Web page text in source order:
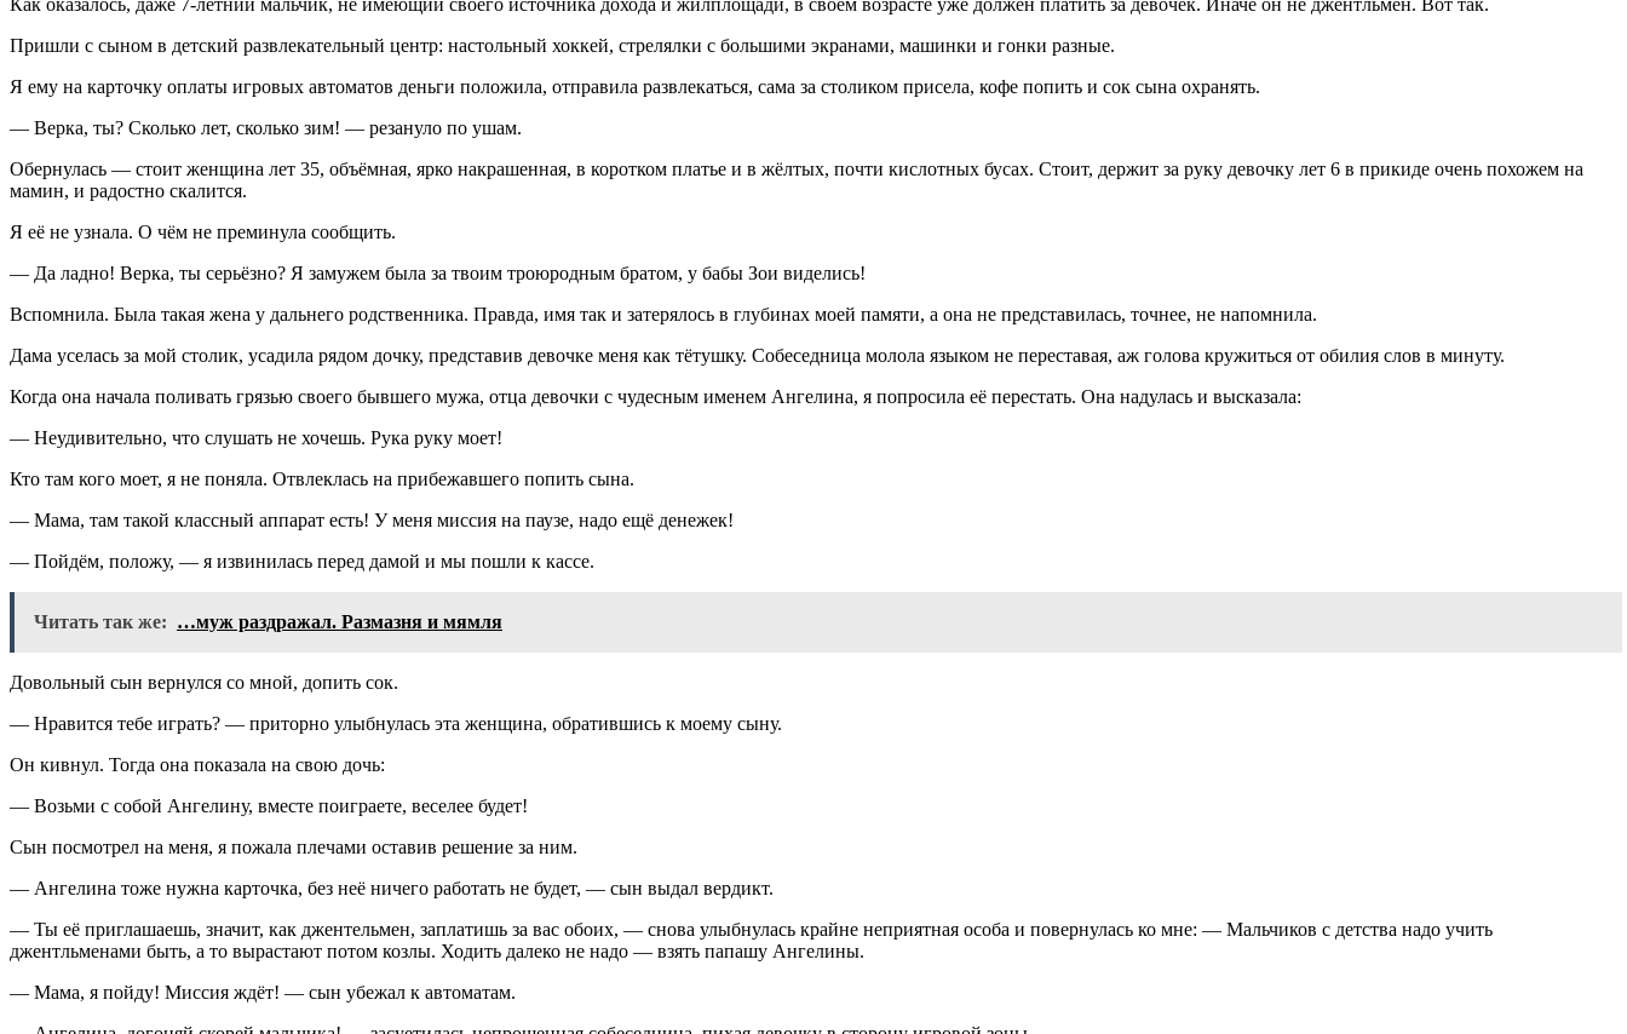
Пришли с сыном в детский развлекательный центр: настольный хоккей, стрелялки с большими экранами, машинки и гонки разные.
Я ему на карточку оплаты игровых автоматов деньги положила, отправила развлекаться, сама за столиком присела, кофе попить и сок сына охранять.
— Верка, ты? Сколько лет, сколько зим! — резануло по ушам.
Обернулась — стоит женщина лет 35, объёмная, ярко накрашенная, в коротком платье и в жёлтых, почти кислотных бусах. Стоит, держит за руку девочку лет 6 в прикиде очень похожем на
мамин, и радостно скалится.
Я её не узнала. О чём не преминула сообщить.
— Да ладно! Верка, ты серьёзно? Я замужем была за твоим троюродным братом, у бабы Зои виделись!
Вспомнила. Была такая жена у дальнего родственника. Правда, имя так и затерялось в глубинах моей памяти, а она не представилась, точнее, не напомнила.
Дама уселась за мой столик, усадила рядом дочку, представив девочке меня как тётушку. Собеседница молола языком не переставая, аж голова кружиться от обилия слов в минуту.
Когда она начала поливать грязью своего бывшего мужа, отца девочки с чудесным именем Ангелина, я попросила её перестать. Она надулась и высказала:
— Неудивительно, что слушать не хочешь. Рука руку моет!
Кто там кого моет, я не поняла. Отвлеклась на прибежавшего попить сына.
— Мама, там такой классный аппарат есть! У меня миссия на паузе, надо ещё денежек!
— Пойдём, положу, — я извинилась перед дамой и мы пошли к кассе.
Читать так же: …муж раздражал. Размазня и мямля
Довольный сын вернулся со мной, допить сок.
— Нравится тебе играть? — приторно улыбнулась эта женщина, обратившись к моему сыну.
Он кивнул. Тогда она показала на свою дочь:
— Возьми с собой Ангелину, вместе поиграете, веселее будет!
Сын посмотрел на меня, я пожала плечами оставив решение за ним.
— Ангелина тоже нужна карточка, без неё ничего работать не будет, — сын выдал вердикт.
— Ты её приглашаешь, значит, как джентельмен, заплатишь за вас обоих, — снова улыбнулась крайне неприятная особа и повернулась ко мне: — Мальчиков с детства надо учить
джентльменами быть, а то вырастают потом козлы. Ходить далеко не надо — взять папашу Ангелины.
— Мама, я пойду! Миссия ждёт! — сын убежал к автоматам.